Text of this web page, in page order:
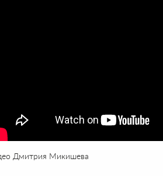
Дмитрия Микишева